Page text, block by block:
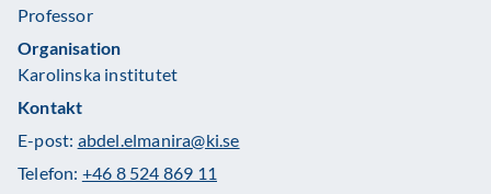
Professor
Organisation
Karolinska institutet
Kontakt
E-post: abdel.elmanira@ki.se
Telefon: +46 8 524 869 11